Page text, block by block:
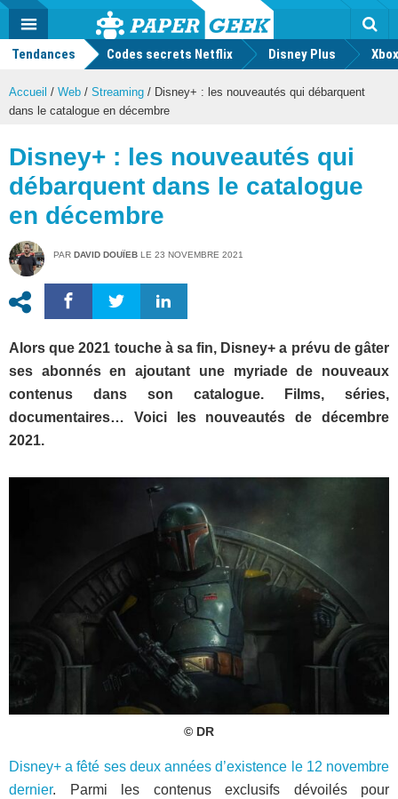
Actu
geek
MENU
Tendances Codes secrets Netflix Disney Plus
Accueil / Web / Streaming / Disney+ : les nouveautés qui débarquent
dans le catalogue en décembre
Disney+ : les nouveautés qui
débarquent dans le catalogue
en décembre
PAR DAVID DOUÏEB LE 23 NOVEMBRE 2021
Alors que 2021 touche à sa fin, Disney+ a prévu de gâter
ses abonnés en ajoutant une myriade de nouveaux
contenus dans son catalogue. Films, séries,
documentaires… Voici les nouveautés de décembre
2021.
© DR
Disney+ a fêté ses deux années d’existence le 12 novembre
dernier. Parmi les contenus exclusifs dévoilés pour
Mode
FacebookTwitter Youtube